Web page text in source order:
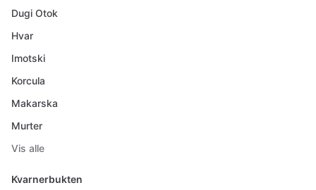
Dugi Otok
Hvar
Imotski
Korcula
Makarska
Murter
Vis alle
Kvarnerbukten